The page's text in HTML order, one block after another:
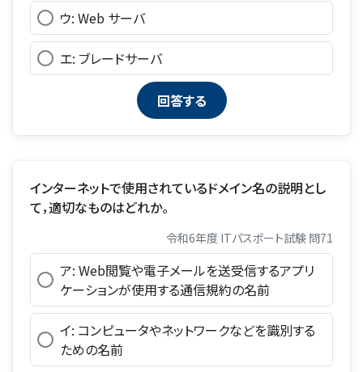
ウ: Web サーバ
エ: ブレードサーバ
インターネットで使用されているドメイン名の説明とし
て，適切なものはどれか。
令和6年度 ITパスポート試験 問71
ア: Web閲覧や電子メールを送受信するアプリ
ケーションが使用する通信規約の名前
イ: コンピュータやネットワークなどを識別する
ための名前